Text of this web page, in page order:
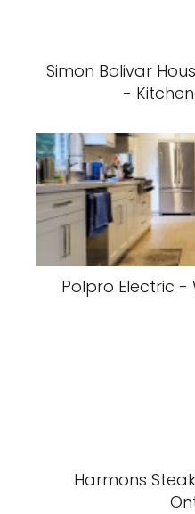
Simon Bolivar
-
Polpro Electric -
Harmons